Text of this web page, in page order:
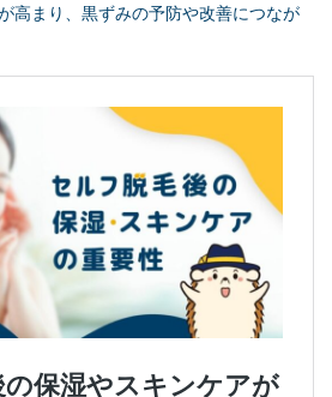
高まり、黒ずみの予防や改善につなが